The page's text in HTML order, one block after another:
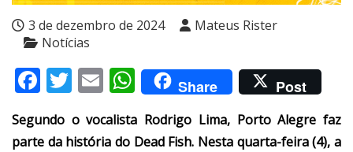
3 de dezembro de 2024
Mateus Rister
Notícias
Facebook
Twitter
EmailWhatsApp
Share Post
Segundo o vocalista Rodrigo Lima, Porto Alegre faz
parte da história do Dead Fish. Nesta quarta-feira (4), a